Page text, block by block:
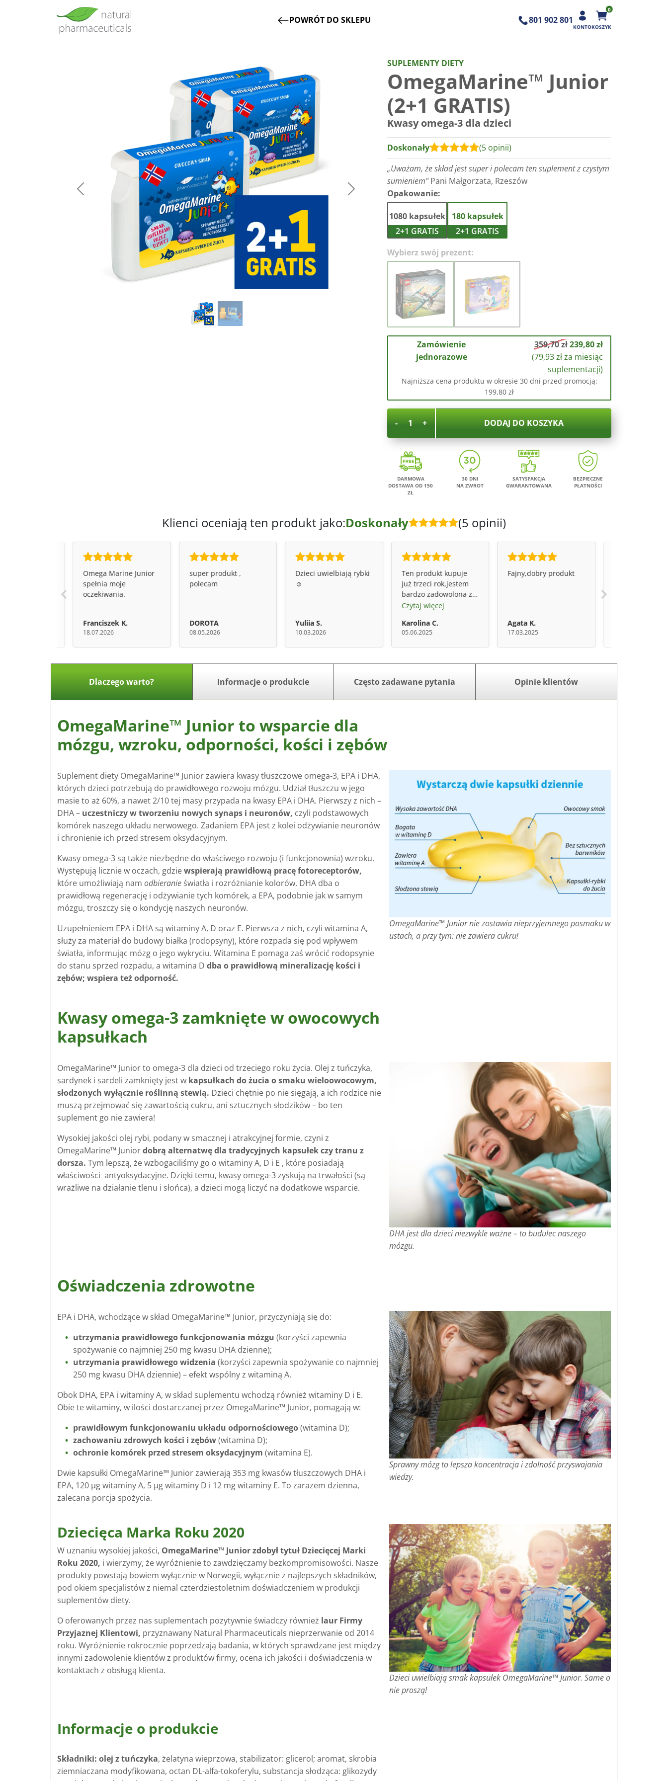
POWRÓT DO SKLEPU 801 902 801
KONTO
0
KOSZYK
Previous Następny>
SUPLEMENTY DIETY
OmegaMarine™ Junior
(2+1 GRATIS)
Kwasy omega-3 dla dzieci
Doskonały
(5 opinii)
„Uważam, że skład jest super i polecam ten suplement z czystym
sumieniem"Pani Małgorzata, Rzeszów
Opakowanie:
1080 kapsułek
2+1 GRATIS
180 kapsułek
2+1 GRATIS
Wybierz swój prezent:
Zamówienie
jednorazowe
359,70 zł239,80zł
(79,93złza miesiąc
suplementacji)
Najniższa cena produktu w okresie 30 dni przed promocją:
199,80 zł
- + DODAJ DO KOSZYKA
DARMOWA
DOSTAWA OD 150
ZŁ
30 DNI
NA ZWROT
SATYSFAKCJA
GWARANTOWANA
BEZPIECZNE
PŁATNOŚCI
Klienci oceniają ten produkt jako:Doskonały (5 opinii)
Omega Marine Junior
spełnia moje
oczekiwania.
Franciszek K.
18.07.2026
super produkt ,
polecam
DOROTA
08.05.2026
Dzieci uwielbiają rybki
☺️
Yuliia S.
10.03.2026
Ten produkt kupuje
już trzeci rok,jestem
bardzo zadowolona z
efektów.Dzieciom
najważniejsze,że nie
chorują,mają lepszą
odporność.
Czytaj więcej
Karolina C.
05.06.2025
Fajny,dobry produkt
Agata K.
17.03.2025
Dlaczego warto? Informacje o produkcie Często zadawane pytania Opinie klientów
OmegaMarine™ Junior to wsparcie dla
mózgu, wzroku, odporności, kości i zębów
Suplement diety OmegaMarine™ Junior zawiera kwasy tłuszczowe omega-3, EPA i DHA,
których dzieci potrzebują do prawidłowego rozwoju mózgu. Udział tłuszczu w jego
masie to aż 60%, a nawet 2/10 tej masy przypada na kwasy EPA i DHA. Pierwszy z nich –
DHA – uczestniczy w tworzeniu nowych synaps i neuronów, czyli podstawowych
komórek naszego układu nerwowego. Zadaniem EPA jest z kolei odżywianie neuronów
i chronienie ich przed stresem oksydacyjnym.
Kwasy omega-3 są także niezbędne do właściwego rozwoju (i funkcjonownia) wzroku.
Występują licznie w oczach, gdziewspierają prawidłową pracę fotoreceptorów,
które umożliwiają nam odbieranie światła i rozróżnianie kolorów. DHA dba o
prawidłową regenerację i odżywianie tych komórek, a EPA, podobnie jak w samym
mózgu, troszczy się o kondycję naszych neuronów.
Uzupełnieniem EPA i DHA są witaminy A, D oraz E. Pierwsza z nich, czyli witamina A,
służy za materiał do budowy białka (rodopsyny), które rozpada się pod wpływem
światła, informując mózg o jego wykryciu. Witamina E pomaga zaś wrócić rodopsynie
do stanu sprzed rozpadu, a witamina D dba o prawidłową mineralizację kości i
zębów; wspiera też odporność.
OmegaMarine™ Junior nie zostawia nieprzyjemnego posmaku w
ustach, a przy tym: nie zawiera cukru!
Kwasy omega-3 zamknięte w owocowych
kapsułkach
OmegaMarine™ Junior to omega-3 dla dzieci od trzeciego roku życia. Olej z tuńczyka,
sardynek i sardeli zamknięty jest w kapsułkach do żucia o smaku wieloowocowym,
słodzonych wyłącznie roślinną stewią. Dzieci chętnie po nie sięgają, a ich rodzice nie
muszą przejmować się zawartością cukru, ani sztucznych słodzików – bo ten
suplement go nie zawiera!
Wysokiej jakości olej rybi, podany w smacznej i atrakcyjnej formie, czyni z
OmegaMarine™ Juniordobrą alternatwę dla tradycyjnych kapsułek czy tranu z
dorsza. Tym lepszą, że wzbogaciliśmy go o witaminy A, D i E , które posiadają
właściwości antyoksydacyjne. Dzięki temu, kwasy omega-3 zyskują na trwałości (są
wrażliwe na działanie tlenu i słońca), a dzieci mogą liczyć na dodatkowe wsparcie.
DHA jest dla dzieci niezwykle ważne – to budulec naszego
mózgu.
Oświadczenia zdrowotne
EPA i DHA, wchodzące w skład OmegaMarine™ Junior, przyczyniają się do:
utrzymania prawidłowego funkcjonowania mózgu (korzyści zapewnia
spożywanie co najmniej 250 mg kwasu DHA dzienne);
utrzymania prawidłowego widzenia (korzyści zapewnia spożywanie co najmniej
250 mg kwasu DHA dziennie) – efekt wspólny z witaminą A.
Obok DHA, EPA i witaminy A, w skład suplementu wchodzą również witaminy D i E.
Obie te witaminy, w ilości dostarczanej przez OmegaMarine™ Junior, pomagają w:
prawidłowym funkcjonowaniu układu odpornościowego(witamina D);
zachowaniu zdrowych kości i zębów(witamina D);
ochronie komórek przed stresem oksydacyjnym (witamina E).
Dwie kapsułki OmegaMarine™ Junior zawierają 353 mg kwasów tłuszczowych DHA i
EPA, 120 μg witaminy A, 5 μg witaminy D i 12 mg witaminy E. To zarazem dzienna,
zalecana porcja spożycia.
Sprawny mózg to lepsza koncentracja i zdolność przyswajania
wiedzy.
Dziecięca Marka Roku 2020
W uznaniu wysokiej jakości, OmegaMarine™ Junior zdobył tytuł Dziecięcej Marki
Roku 2020, i wierzymy, że wyróżnienie to zawdzięczamy bezkompromisowości. Nasze
produkty powstają bowiem wyłącznie w Norwegii, wyłącznie z najlepszych składników,
pod okiem specjalistów z niemal czterdziestoletnim doświadczeniem w produkcji
suplementów diety.
O oferowanych przez nas suplementach pozytywnie świadczy również laur Firmy
Przyjaznej Klientowi, przyznawany Natural Pharmaceuticals nieprzerwanie od 2014
roku. Wyróżnienie rokrocznie poprzedzają badania, w których sprawdzane jest między
innymi zadowolenie klientów z produktów firmy, ocena ich jakości i doświadczenia w
kontaktach z obsługą klienta.
Dzieci uwielbiają smak kapsułek OmegaMarine™ Junior. Same o
nie proszą!
Informacje o produkcie
Składniki: olej z tuńczyka, żelatyna wieprzowa, stabilizator: glicerol; aromat, skrobia
ziemniaczana modyfikowana, octan DL-alfa-tokoferylu, substancja słodząca: glikozydy